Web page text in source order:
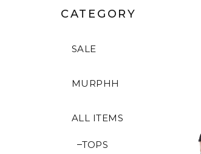
CATEGORY
SALE
MURPHH
ALL ITEMS
TOPS